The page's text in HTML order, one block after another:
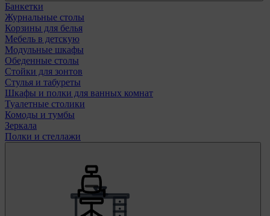
Банкетки
Журнальные столы
Корзины для белья
Мебель в детскую
Модульные шкафы
Обеденные столы
Стойки для зонтов
Стулья и табуреты
Шкафы и полки для ванных комнат
Туалетные столики
Комоды и тумбы
Зеркала
Полки и стеллажи